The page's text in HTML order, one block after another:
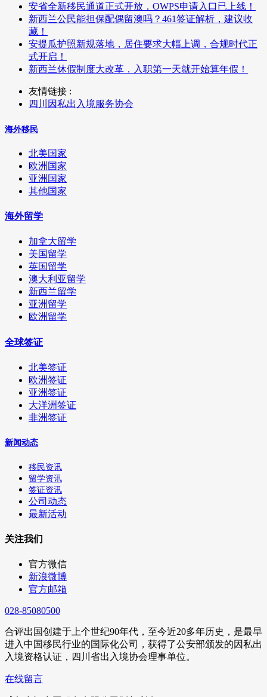
安省全新移民通道正式开放，OWPS申请入口已上线！
新西兰公民能担保配偶留澳吗？461签证解析，建议收
藏！
安提瓜护照新规落地，居住要求大幅上调，合规时代正
式开启！
新西兰休假制度大改革，入职第一天就开始算年假！
友情链接 :
四川因私出入境服务协会
海外移民
北美国家
欧洲国家
亚洲国家
其他国家
海外留学
加拿大留学
美国留学
英国留学
澳大利亚留学
新西兰留学
亚洲留学
欧洲留学
全球签证
北美签证
欧洲签证
亚洲签证
大洋洲签证
非洲签证
新闻动态
移民资讯
留学资讯
签证资讯
公司动态
最新活动
关注我们
官方微信
新浪微博
官方邮箱
028-85080500
合评出国创建于上个世纪90年代，至今近20多年历史，是最早
进入中国移民行业的国际化公司，获得了公安部颁发的因私出
入境资格认证，四川省出入境协会理事单位。
在线留言